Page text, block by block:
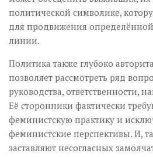
политической символике,
для продвижения
линии.
Политика также глубоко
позволяет рассмотреть ряд
руководства, ответственности,
Её сторонники фактически
феминистскую практику и
феминистские перспективы. И,
заставляют несогласных